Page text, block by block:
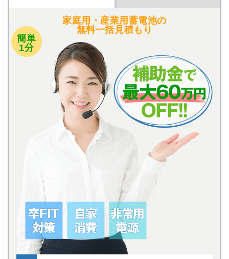
家庭用・産業用蓄電池の
無料一括見積もり